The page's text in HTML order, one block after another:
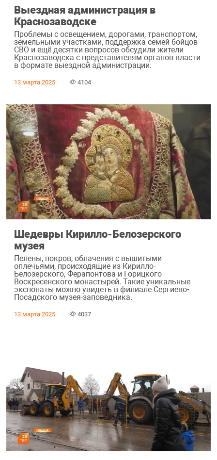
Выездная администрация в
Краснозаводске
Проблемы с освещением, дорогами, транспортом,
земельными участками, поддержка семей бойцов
СВО и ещё десятки вопросов обсудили жители
Краснозаводска с представителям органов власти
в формате выездной администрации.
13 марта 2025 4104
Шедевры Кирилло-Белозерского
музея
Пелены, покров, облачения с вышитыми
оплечьями, происходящие из Кирилло-
Белозерского, Ферапонтова и Горицкого
Воскресенского монастырей. Такие уникальные
экспонаты можно увидеть в филиале Сергиево-
Посадского музея-заповедника.
13 марта 2025 4037